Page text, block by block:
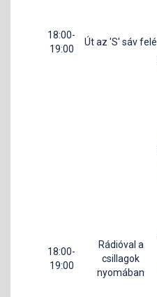
18:00-
19:00
Út az 'S' sáv felé
18:00-
19:00
Rádióval a
csillagok
nyomában